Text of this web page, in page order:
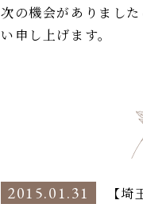
次の機会がありまし
い申し上げます。
2015.01.31 【